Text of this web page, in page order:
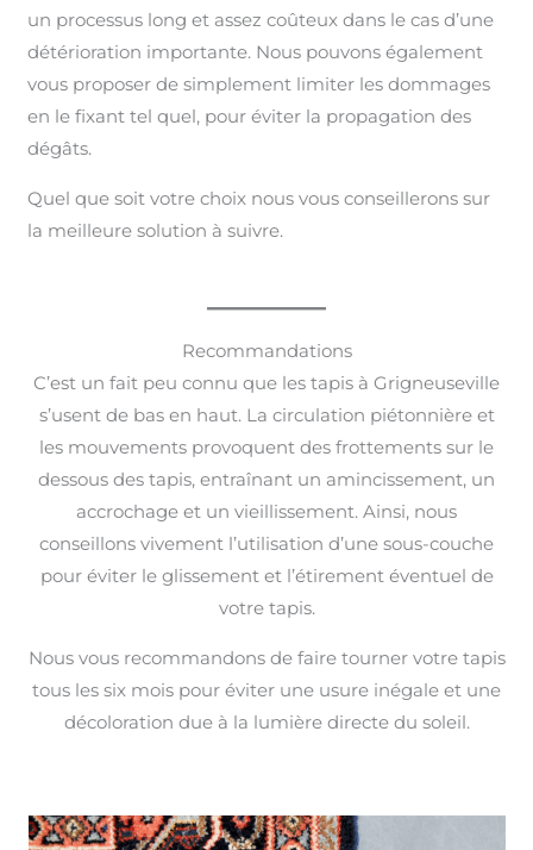
un processus long et assez coûteux dans le cas d’une
détérioration importante. Nous pouvons également
vous proposer de simplement limiter les dommages
en le fixant tel quel, pour éviter la propagation des
dégâts.
Quel que soit votre choix nous vous conseillerons sur
la meilleure solution à suivre.
Recommandations
C’est un fait peu connu que les tapis à Grigneuseville
s’usent de bas en haut. La circulation piétonnière et
les mouvements provoquent des frottements sur le
dessous des tapis, entraînant un amincissement, un
accrochage et un vieillissement. Ainsi, nous
conseillons vivement l’utilisation d’une sous-couche
pour éviter le glissement et l’étirement éventuel de
votre tapis.
Nous vous recommandons de faire tourner votre tapis
tous les six mois pour éviter une usure inégale et une
décoloration due à la lumière directe du soleil.